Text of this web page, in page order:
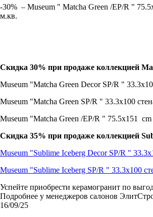
-30% – Museum " Matcha Green /EP/R "
м.кв.
Скидка 30% при продаже коллекцией
Museum "Matcha Green Decor SP/R "
Museum "Matcha Green SP/R " 33.3х100
Museum "Matcha Green /EP/R " 75.5х151 cm
Скидка 35% при продаже коллекцией
Museum "Sublime Iceberg Decor SP/R "
Museum "Sublime Iceberg SP/R " 33.3х100
Успейте приобрести керамогранит по
Подробнее у менеджеров салонов
16/09/25